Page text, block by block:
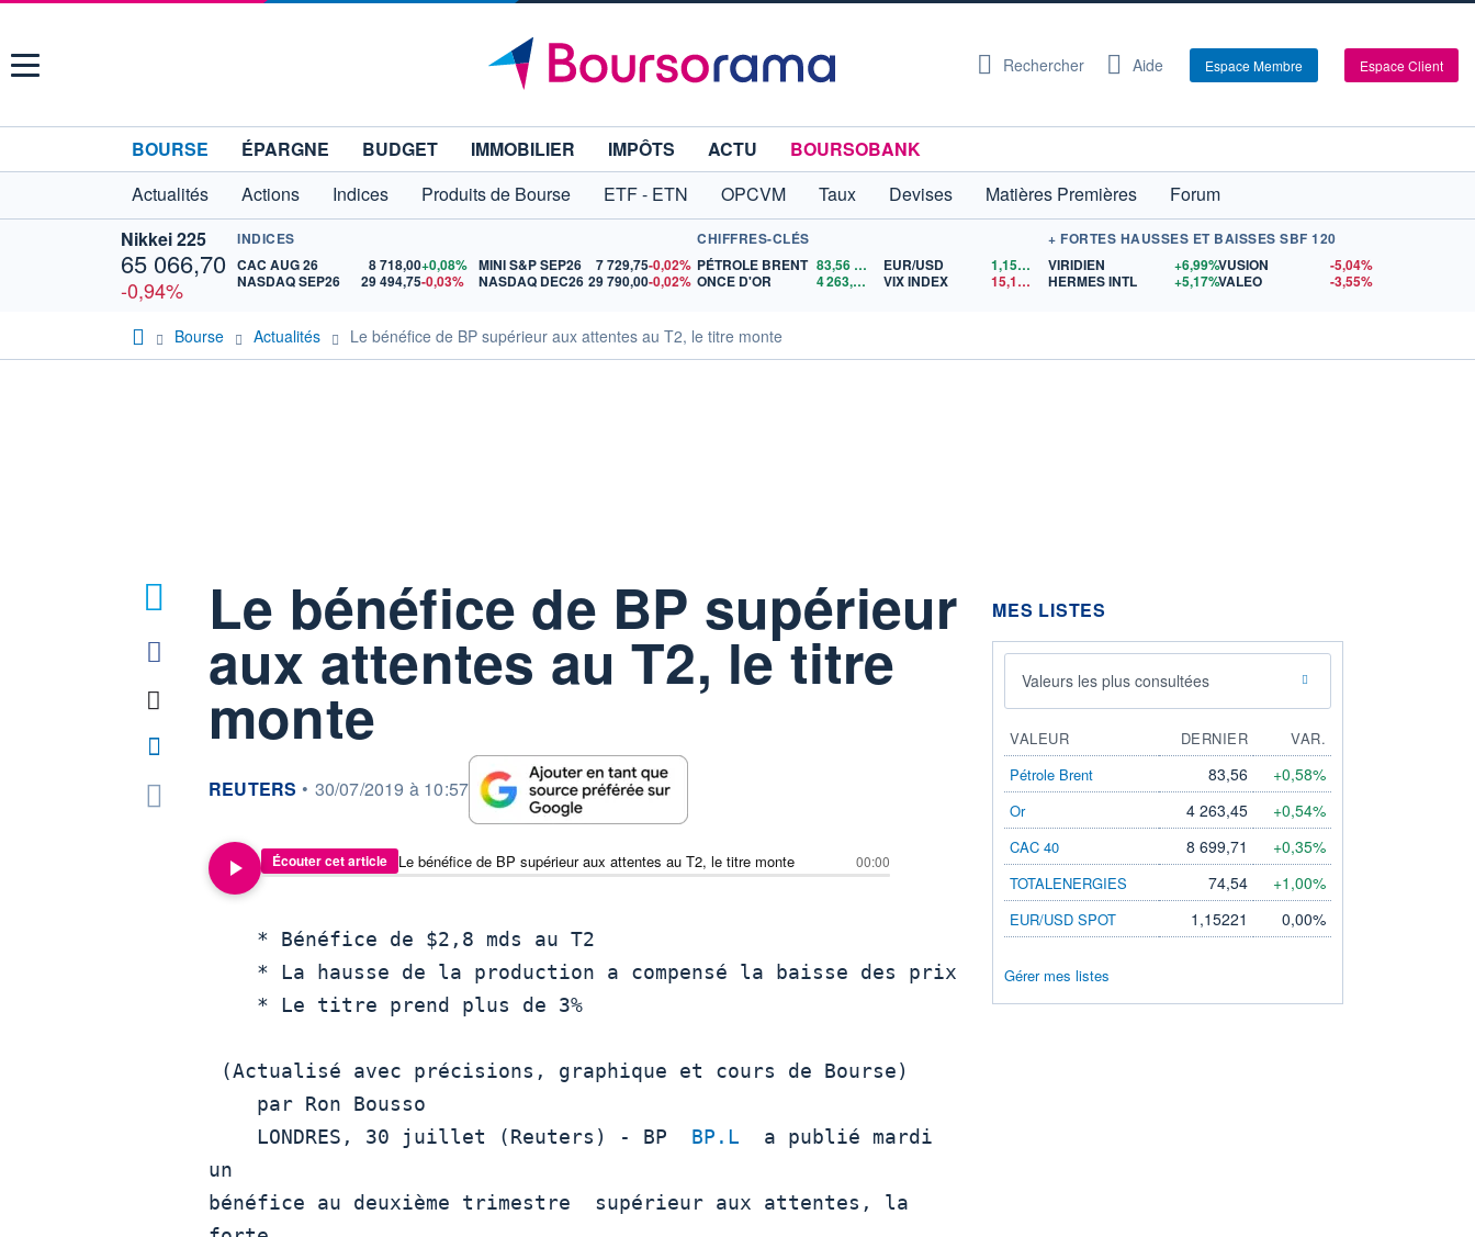
Menu Rechercher Aide Espace Membre Espace Client
BOURSE ÉPARGNE BUDGET IMMOBILIER IMPÔTS ACTU
BOURSOBANK
Actualités
Actions Indices Produits de Bourse ETF - ETN OPCVM Taux Devises Matières Premières
Forum
Nikkei 225
65 066,70
-0,94%
INDICES
CAC AUG 26
8 718,00+0,08%
NASDAQ SEP26
29 494,75-0,03%
MINI S&P SEP26 7 729,75-0,02%
NASDAQ DEC26 29 790,00-0,02%
CHIFFRES-CLÉS
PÉTROLE BRENT 83,56$US
ONCE D'OR
4 263,45 $US
EUR/USD 1,1522
$US
VIX INDEX
15,15$US
+ FORTES HAUSSES ET BAISSES SBF 120
VIRIDIEN
+6,99%
HERMES INTL
+5,17%
VUSION
-5,04%
VALEO
-3,55%
Bourse Actualités Le bénéfice de BP supérieur aux attentes au T2, le titre monte
Le bénéfice de BP supérieur
aux attentes au T2, le titre
monte
information fournie par
REUTERS • 30/07/2019 à 10:57
Écouter cet article Le bénéfice de BP supérieur aux attentes au T2, le titre monte 00:00
    LONDRES, 30 juillet (Reuters) - BP
BP.L
  a publié mardi
un
bénéfice au deuxième trimestre  supérieur aux attentes, la
MES LISTES
Valeurs les plus consultées
VALEUR DERNIER
VAR.
Pétrole Brent
83,56 +0,58%
Or 4 263,45 +0,54%
CAC 40 8 699,71 +0,35%
TOTALENERGIES 74,54 +1,00%
EUR/USD SPOT 1,15221 0,00%
Gérer mes listes